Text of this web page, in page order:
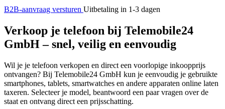
B2B-aanvraag versturen Uitbetaling in 1-3 dagen
Verkoop je telefoon bij Telemobile24
GmbH – snel, veilig en eenvoudig
Wil je je telefoon verkopen en direct een voorlopige inkoopprijs
ontvangen? Bij Telemobile24 GmbH kun je eenvoudig je gebruikte
smartphones, tablets, smartwatches en andere apparaten online laten
taxeren. Selecteer je model, beantwoord een paar vragen over de
staat en ontvang direct een prijsschatting.